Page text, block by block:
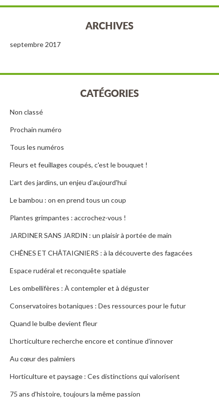
ARCHIVES
septembre 2017
CATÉGORIES
Non classé
Prochain numéro
Tous les numéros
Fleurs et feuillages coupés, c'est le bouquet !
L'art des jardins, un enjeu d'aujourd'hui
Le bambou : on en prend tous un coup
Plantes grimpantes : accrochez-vous !
JARDINER SANS JARDIN : un plaisir à portée de main
CHÊNES ET CHÂTAIGNIERS : à la découverte des fagacées
Espace rudéral et reconquête spatiale
Les ombellifères : À contempler et à déguster
Conservatoires botaniques : Des ressources pour le futur
Quand le bulbe devient fleur
L’horticulture recherche encore et continue d'innover
Au cœur des palmiers
Horticulture et paysage : Ces distinctions qui valorisent
75 ans d'histoire, toujours la même passion